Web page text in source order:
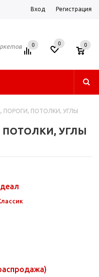
Вход Регистрация
0 0 0
ПОРОГИ, ПОТОЛКИ, УГЛЫ
ПОТОЛКИ, УГЛЫ